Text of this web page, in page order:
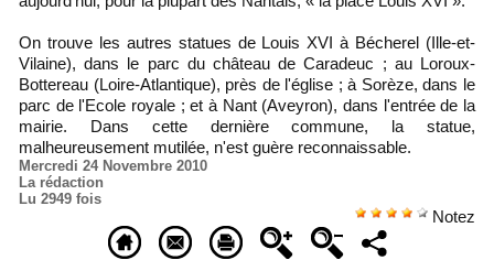
On trouve les autres statues de Louis XVI à Bécherel (Ille-et-
Vilaine), dans le parc du château de Caradeuc ; au Loroux-
Bottereau (Loire-Atlantique), près de l'église ; à Sorèze, dans le
parc de l'Ecole royale ; et à Nant (Aveyron), dans l'entrée de la
mairie. Dans cette dernière commune, la statue,
malheureusement mutilée, n'est guère reconnaissable.
Mercredi 24 Novembre 2010
La rédaction
Lu 2949 fois
Notez